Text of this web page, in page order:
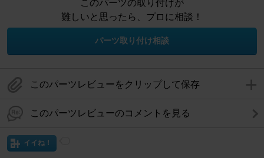
このパーツの取り付けが
難しいと思ったら、プロに相談！
パーツ取り付け相談
このパーツレビューをクリップして保存
このパーツレビューのコメントを見る
イイね！